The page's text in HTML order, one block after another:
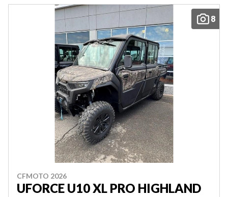
8
CFMOTO 2026
UFORCE U10 XL PRO HIGHLAND